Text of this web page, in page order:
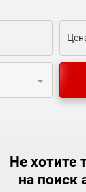
Не хотите
на поиск